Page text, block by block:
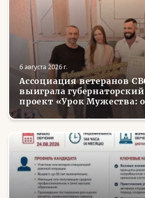
6 августа 2026 г.
Ассоциация ветеранов
выиграла
проект «Урок Мужества:
делу»